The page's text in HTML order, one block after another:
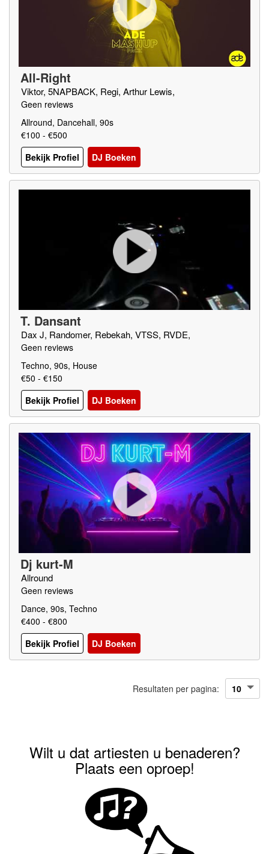
All-Right
Viktor, 5NAPBACK, Regi, Arthur Lewis,
Geen reviews
Allround, Dancehall, 90s
€100 - €500
Bekijk Profiel
DJ Boeken
T. Dansant
Dax J, Randomer, Rebekah, VTSS, RVDE,
Geen reviews
Techno, 90s, House
€50 - €150
Bekijk Profiel
DJ Boeken
Dj kurt-M
Allround
Geen reviews
Dance, 90s, Techno
€400 - €800
Bekijk Profiel
DJ Boeken
Resultaten per pagina:
Wilt u dat artiesten u benaderen?
Plaats een oproep!